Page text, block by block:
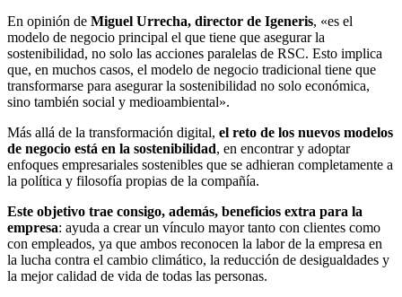
En opinión de Miguel Urrecha, director de Igeneris, «es el
modelo de negocio principal el que tiene que asegurar la
sostenibilidad, no solo las acciones paralelas de RSC. Esto implica
que, en muchos casos, el modelo de negocio tradicional tiene que
transformarse para asegurar la sostenibilidad no solo económica,
sino también social y medioambiental».
Más allá de la transformación digital, el reto de los nuevos modelos
de negocio está en la sostenibilidad, en encontrar y adoptar
enfoques empresariales sostenibles que se adhieran completamente a
la política y filosofía propias de la compañía.
Este objetivo trae consigo, además, beneficios extra para la
empresa: ayuda a crear un vínculo mayor tanto con clientes como
con empleados, ya que ambos reconocen la labor de la empresa en
la lucha contra el cambio climático, la reducción de desigualdades y
la mejor calidad de vida de todas las personas.